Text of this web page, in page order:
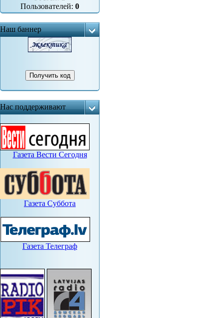
Пользователей: 0
Наш баннер
Нас поддерживают
Газета Вести Сегодня
Газета Суббота
Газета Телеграф